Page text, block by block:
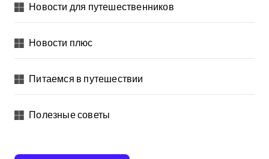
Новости для путешественников
Новости плюс
Питаемся в путешествии
Полезные советы